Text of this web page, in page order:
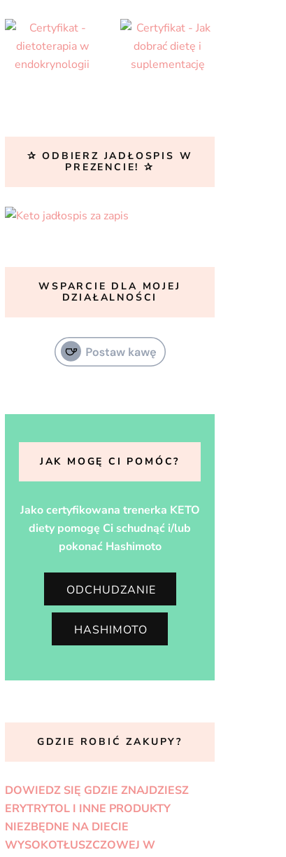
✰ ODBIERZ JADŁOSPIS W
PREZENCIE! ✰
WSPARCIE DLA MOJEJ
DZIAŁALNOŚCI
JAK MOGĘ CI POMÓC?
Jako certyfikowana trenerka KETO
diety pomogę Ci schudnąć i/lub
pokonać Hashimoto
ODCHUDZANIE
HASHIMOTO
GDZIE ROBIĆ ZAKUPY?
DOWIEDZ SIĘ GDZIE ZNAJDZIESZ
ERYTRYTOL I INNE PRODUKTY
NIEZBĘDNE NA DIECIE
WYSOKOTŁUSZCZOWEJ W